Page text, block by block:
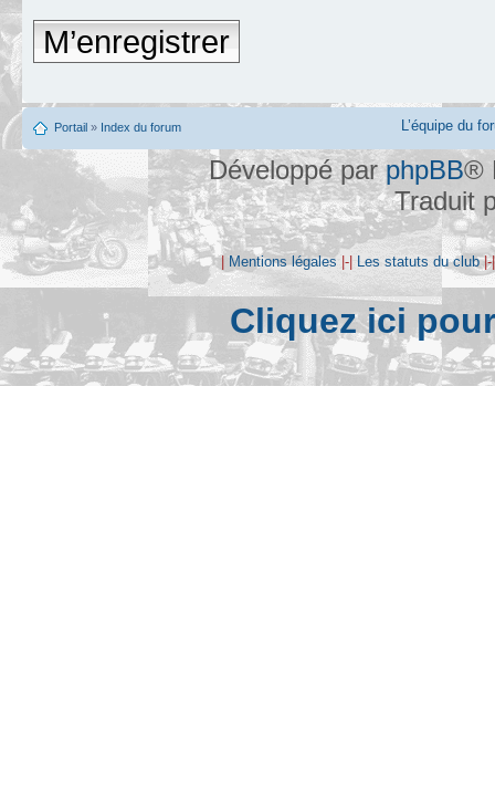
M’enregistrer
Portail » Index du forum L’équipe du
Développé parphpBB®
Traduit
| Mentions légales |-| Les statuts du club
Cliquez ici